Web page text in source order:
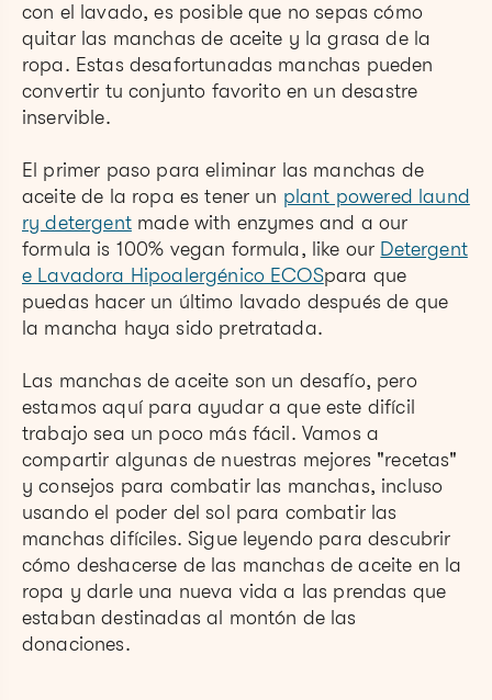
con el lavado, es posible que no sepas cómo
quitar las manchas de aceite y la grasa de la
ropa. Estas desafortunadas manchas pueden
convertir tu conjunto favorito en un desastre
inservible.
El primer paso para eliminar las manchas de
aceite de la ropa es tener un plant powered laund
ry detergentmade with enzymes and a our
formula is 100% vegan formula, like our Detergent
e Lavadora Hipoalergénico ECOSpara que
puedas hacer un último lavado después de que
la mancha haya sido pretratada.
Las manchas de aceite son un desafío, pero
estamos aquí para ayudar a que este difícil
trabajo sea un poco más fácil. Vamos a
compartir algunas de nuestras mejores "recetas"
y consejos para combatir las manchas, incluso
usando el poder del sol para combatir las
manchas difíciles. Sigue leyendo para descubrir
cómo deshacerse de las manchas de aceite en la
ropa y darle una nueva vida a las prendas que
estaban destinadas al montón de las
donaciones.